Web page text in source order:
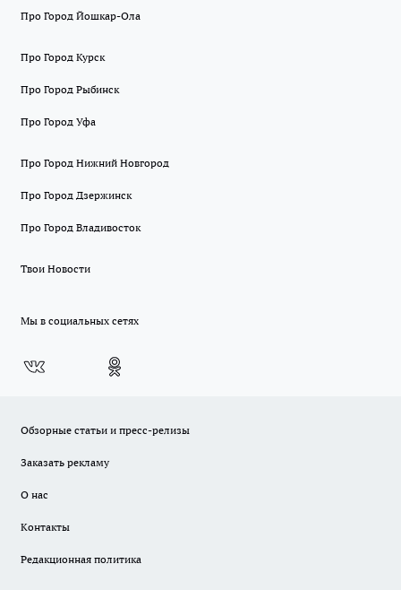
Про Город Йошкар-Ола
Про Город Курск
Про Город Рыбинск
Про Город Уфа
Про Город Нижний Новгород
Про Город Дзержинск
Про Город Владивосток
Твои Новости
Мы в социальных сетях
Обзорные статьи и пресс-релизы
Заказать рекламу
О нас
Контакты
Редакционная политика